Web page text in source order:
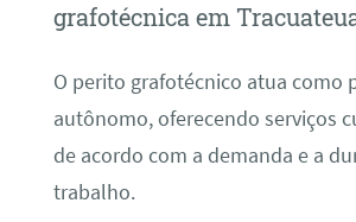
grafotécnica em
O perito grafotécnico atua como
autônomo, oferecendo serviços
de acordo com a demanda e a
trabalho.